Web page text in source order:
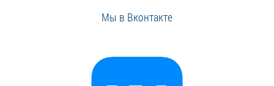
Мы в Вконтакте